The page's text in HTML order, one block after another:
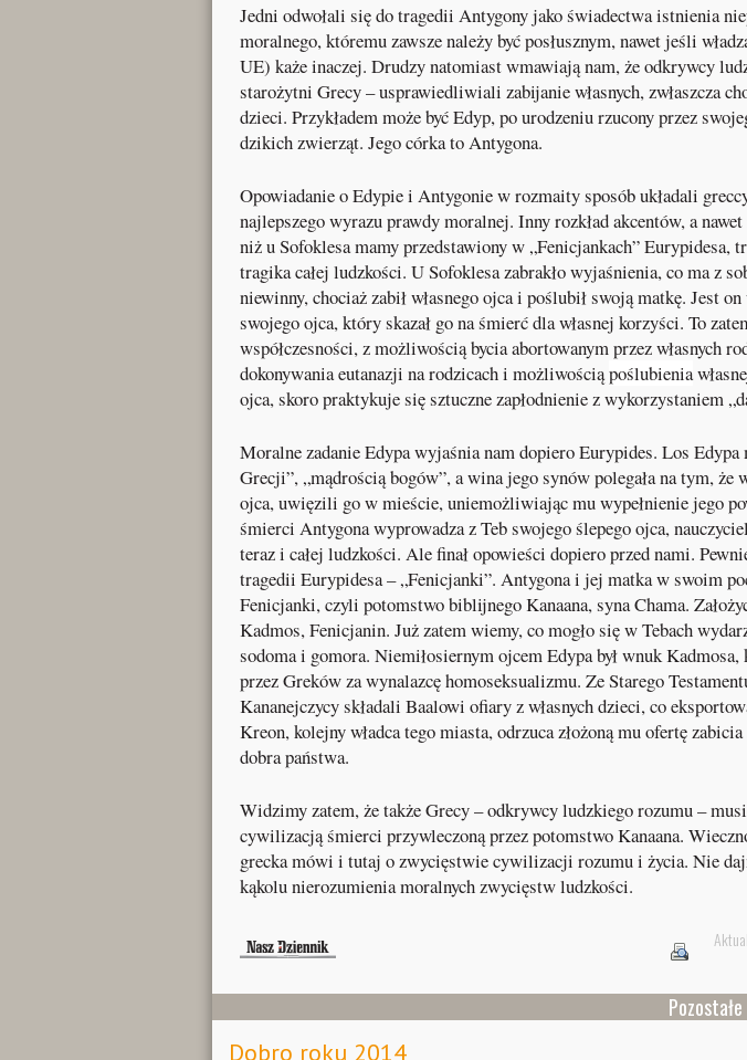
Jedni odwołali się do tragedii Antygony jako świadectwa istnienia
moralnego, któremu zawsze należy być posłusznym, nawet jeśli
UE) każe inaczej. Drudzy natomiast wmawiają nam, że odkrywcy
starożytni Grecy – usprawiedliwiali zabijanie własnych, zwłaszcza
dzieci. Przykładem może być Edyp, po urodzeniu rzucony przez
dzikich zwierząt. Jego córka to Antygona.
Opowiadanie o Edypie i Antygonie w rozmaity sposób układali
najlepszego wyrazu prawdy moralnej. Inny rozkład akcentów, a
niż u Sofoklesa mamy przedstawiony w „Fenicjankach” Eurypidesa,
tragika całej ludzkości. U Sofoklesa zabrakło wyjaśnienia, co ma z
niewinny, chociaż zabił własnego ojca i poślubił swoją matkę. Jest
swojego ojca, który skazał go na śmierć dla własnej korzyści. To
współczesności, z możliwością bycia abortowanym przez własnych
dokonywania eutanazji na rodzicach i możliwościąpoślubienia
ojca, skoro praktykuje się sztuczne zapłodnienie z wykorzystaniem
Moralne zadanie Edypa wyjaśnia nam dopiero Eurypides. Los Edypa
Grecji”, „mądrością bogów”, a wina jego synów polegała na tym, że
ojca, uwięzili go w mieście, uniemożliwiając mu wypełnienie jego
śmierci Antygona wyprowadza z Teb swojego ślepego ojca,
teraz i całej ludzkości. Ale finał opowieści dopiero przed nami.
tragedii Eurypidesa – „Fenicjanki”. Antygona i jej matka w swoim
Fenicjanki, czyli potomstwo biblijnego Kanaana, syna Chama.
Kadmos, Fenicjanin. Już zatem wiemy, co mogło się w Tebach
sodoma i gomora. Niemiłosiernym ojcem Edypa był wnuk
przez Greków za wynalazcę homoseksualizmu. Ze Starego
Kananejczycy składali Baalowi ofiary z własnych dzieci, co
Kreon, kolejny władca tego miasta, odrzuca złożoną mu ofertę
dobra państwa.
Widzimy zatem, że także Grecy – odkrywcy ludzkiego rozumu –
cywilizacją śmierci przywleczoną przez potomstwo Kanaana.
grecka mówi i tutaj o zwycięstwie cywilizacji rozumu i życia. Nie
kąkolu nierozumienia moralnych zwycięstw ludzkości.
Dobro roku 2014